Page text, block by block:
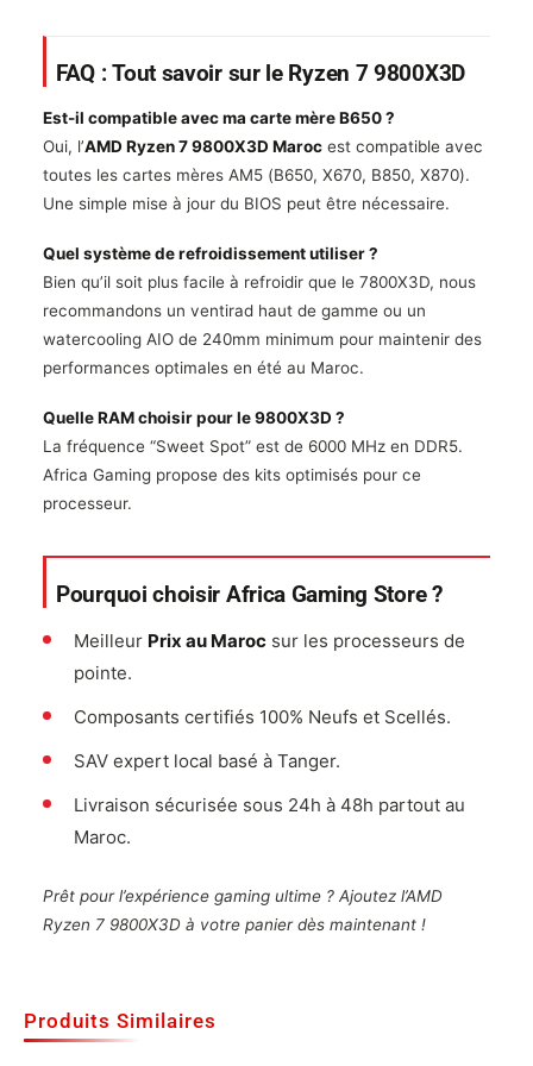
FAQ : Tout savoir sur le Ryzen 7 9800X3D
Est-il compatible avec ma carte mère B650 ?
Oui, l’AMD Ryzen 7 9800X3D Maroc est compatible avec
toutes les cartes mères AM5 (B650, X670, B850, X870).
Une simple mise à jour du BIOS peut être nécessaire.
Quel système de refroidissement utiliser ?
Bien qu’il soit plus facile à refroidir que le 7800X3D, nous
recommandons un ventirad haut de gamme ou un
watercooling AIO de 240mm minimum pour maintenir des
performances optimales en été au Maroc.
Quelle RAM choisir pour le 9800X3D ?
La fréquence “Sweet Spot” est de 6000 MHz en DDR5.
Africa Gaming propose des kits optimisés pour ce
processeur.
Pourquoi choisir Africa Gaming Store ?
Meilleur Prix au Maroc sur les processeurs de
pointe.
Composants certifiés 100% Neufs et Scellés.
SAV expert local basé à Tanger.
Livraison sécurisée sous 24h à 48h partout au
Maroc.
Prêt pour l’expérience gaming ultime ? Ajoutez l’AMD
Ryzen 7 9800X3D à votre panier dès maintenant !
Produits Similaires